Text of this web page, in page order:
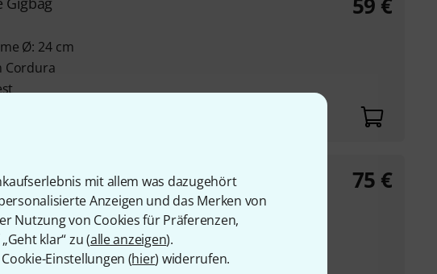
mit allem was dazugehört
Anzeigen und das Merken von
Nutzung von Cookies für Präferenzen,
klar“ zu (alle anzeigen).
Einstellungen (hier) widerrufen.
Ø: 24 cm
Cordura
Kornette, Bb-, C- oder Eb-
oder Drehventilen
75 €